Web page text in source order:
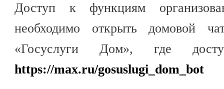
Доступ к функциям
необходимо открыть домовой
«Госуслуги Дом», где
https://max.ru/gosuslugi_dom_bot